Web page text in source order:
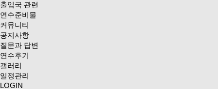
출입국 관련
연수준비물
커뮤니티
공지사항
질문과 답변
연수후기
갤러리
일정관리
LOGIN